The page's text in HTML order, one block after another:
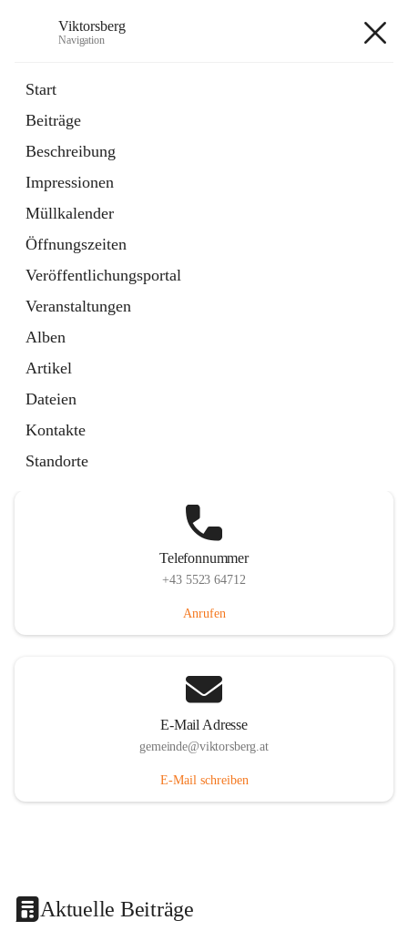
Viktorsberg
Navigation
Start
Beiträge
Beschreibung
Impressionen
Müllkalender
Öffnungszeiten
Veröffentlichungsportal
Veranstaltungen
Alben
Artikel
Dateien
Kontakte
Standorte
1 Schnellzugriff
Bürgerservice
10 Schnellzugriffe
Telefonnummer
+43 5523 64712
Anrufen
E-Mail Adresse
gemeinde@viktorsberg.at
E-Mail schreiben
Aktuelle Beiträge